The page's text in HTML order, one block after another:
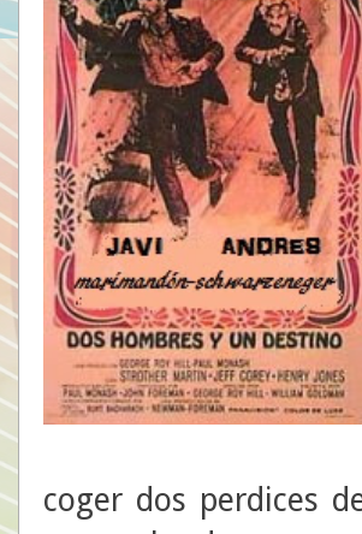
coger dos perdices